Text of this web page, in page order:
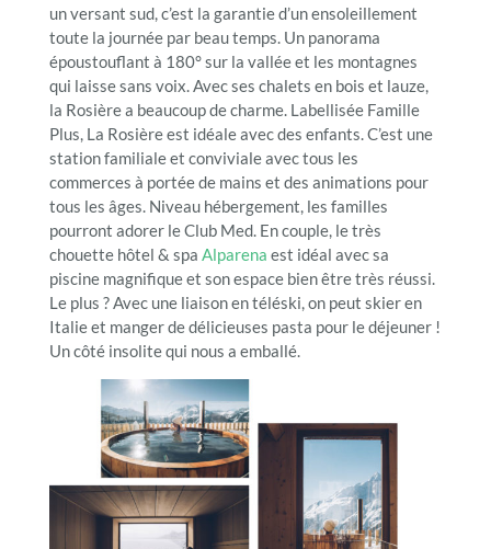
un versant sud, c’est la garantie d’un ensoleillement
toute la journée par beau temps. Un panorama
époustouflant à 180° sur la vallée et les montagnes
qui laisse sans voix. Avec ses chalets en bois et lauze,
la Rosière a beaucoup de charme. Labellisée Famille
Plus, La Rosière est idéale avec des enfants. C’est une
station familiale et conviviale avec tous les
commerces à portée de mains et des animations pour
tous les âges. Niveau hébergement, les familles
pourront adorer le Club Med. En couple, le très
chouette hôtel & spa Alparena est idéal avec sa
piscine magnifique et son espace bien être très réussi.
Le plus ? Avec une liaison en téléski, on peut skier en
Italie et manger de délicieuses pasta pour le déjeuner !
Un côté insolite qui nous a emballé.